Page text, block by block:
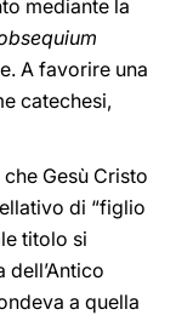
mediante la
A favorire una
catechesi,
Gesù Cristo
di “figlio
titolo si
a quella